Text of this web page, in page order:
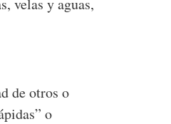
velas y aguas,
de otros o
o